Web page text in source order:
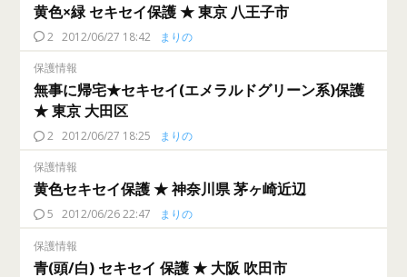
黄色×緑 セキセイ保護 ★ 東京 八王子市
2 2012/06/27 18:42 まりの
保護情報
無事に帰宅★セキセイ(エメラルドグリーン系)保護
★ 東京 大田区
2 2012/06/27 18:25 まりの
保護情報
黄色セキセイ保護 ★ 神奈川県 茅ヶ崎近辺
5 2012/06/26 22:47 まりの
保護情報
青(頭/白) セキセイ 保護 ★ 大阪 吹田市